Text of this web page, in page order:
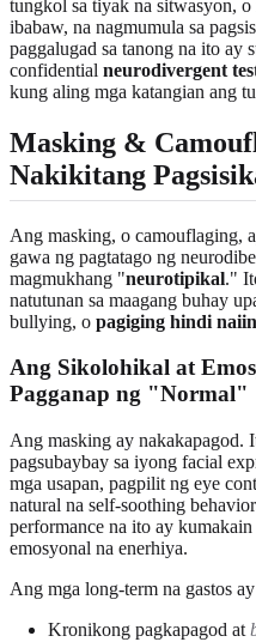
tungkol sa tiyak na sitwasyon,
ibabaw, na nagmumula sa
paggalugad sa tanong na ito ay
confidential neurodivergent
kung aling mga katangian ang
Masking &
Nakikitang
Ang masking, o camouflaging,
gawa ng pagtatago ng
magmukhang "neurotipikal."
natutunan sa maagang buhay
bullying, o pagiging hindi
Ang Sikolohikal at
Pagganap ng "Normal"
Ang masking ay nakakapagod.
pagsubaybay sa iyong facial
mga usapan, pagpilit ng eye
natural na self-soothing
performance na ito ay
emosyonal na enerhiya.
Ang mga long-term na gastos
Kronikong pagkapagod at